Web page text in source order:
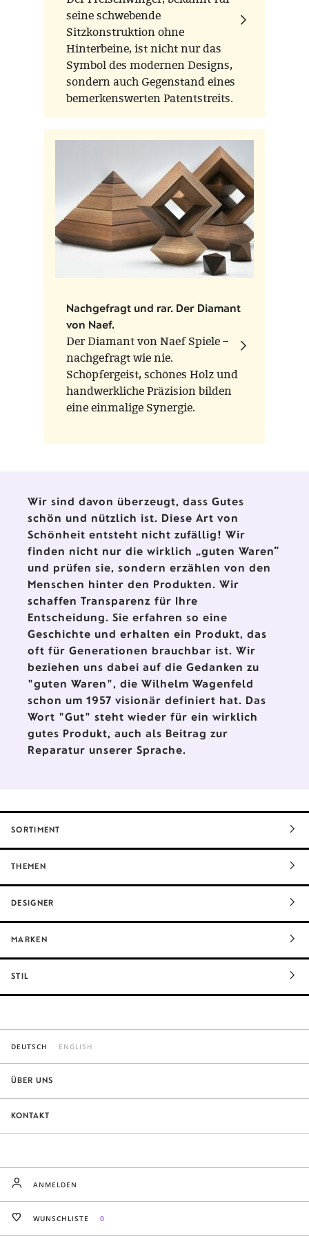
seine schwebende
Sitzkonstruktion ohne
Hinterbeine, ist nicht nur das
Symbol des modernen Designs,
sondern auch Gegenstand eines
bemerkenswerten Patentstreits.
Nachgefragt und rar. Der Diamant
von Naef.
Der Diamant von Naef Spiele –
nachgefragt wie nie.
Schöpfergeist, schönes Holz und
handwerkliche Präzision bilden
eine einmalige Synergie.
Wir sind davon überzeugt, dass Gutes
schön und nützlich ist. Diese Art von
Schönheit entsteht nicht zufällig! Wir
finden nicht nur die wirklich „guten Waren“
und prüfen sie, sondern erzählen von den
Menschen hinter den Produkten. Wir
schaffen Transparenz für Ihre
Entscheidung. Sie erfahren so eine
Geschichte und erhalten ein Produkt, das
oft für Generationen brauchbar ist. Wir
beziehen uns dabei auf die Gedanken zu
"guten Waren", die Wilhelm Wagenfeld
schon um 1957 visionär definiert hat. Das
Wort "Gut" steht wieder für ein wirklich
gutes Produkt, auch als Beitrag zur
Reparatur unserer Sprache.
SORTIMENT
THEMEN
DESIGNER
MARKEN
STIL
DEUTSCH ENGLISH
ÜBER UNS
KONTAKT
ANMELDEN
WUNSCHLISTE 0